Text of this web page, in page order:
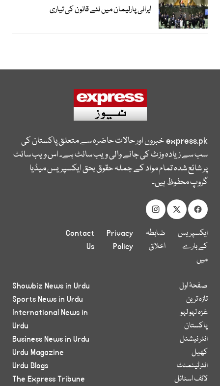
ایرانی پارلیمان میں نئے قانون کی تیاری
express.pkخبروں اور حالات حاضرہ سے متعلق پاکستان کی
سب سے زیادہ وزٹ کی جانے والی ویب سائٹ ہے۔ اس ویب سائٹ
پر شائع شدہ تمام مواد کے جملہ حقوق بحق ایکسپریس میڈیا
گروپ محفوظ ہیں۔
ایکسپریس
کے بارے
میں
ضابطہ
اخلاق
Privacy
Policy
Contact
Us
صفحۂ اول
تازہ ترین
غزہ لہو لہو
پاکستان
انٹر نیشنل
کھیل
انٹرٹینمنٹ
لائف اسٹائل
Showbiz News in Urdu
Sports News in Urdu
International News in
Urdu
Business News in Urdu
Urdu Magazine
Urdu Blogs
The Express Tribune